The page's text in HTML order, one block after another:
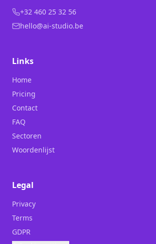
+32 460 25 32 56
hello@ai-studio.be
Links
Home
Pricing
Contact
FAQ
Sectoren
Woordenlijst
Legal
Privacy
Terms
GDPR